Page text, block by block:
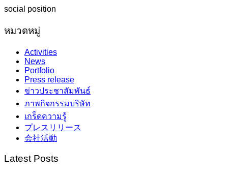
social position
หมวดหมู่
Activities
News
Portfolio
Press release
ข่าวประชาสัมพันธ์
ภาพกิจกรรมบริษัท
เกร็ดความรู้
プレスリリース
会社活動
Latest Posts